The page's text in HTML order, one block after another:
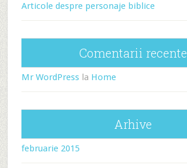
Articole despre personaje biblice
Comentarii recente
Mr WordPressla Home
Arhive
februarie 2015